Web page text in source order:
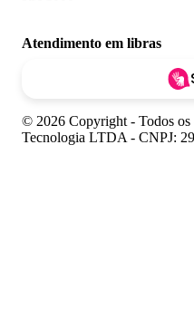
Atendimento em libras
© 2026 Copyright - Todos os
Tecnologia LTDA - CNPJ: